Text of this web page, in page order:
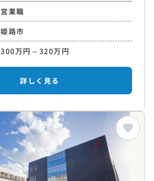
営業職
姫路市
300万円～320万円
詳しく見る